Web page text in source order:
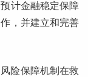
计金融稳定保障
，并建立和完善
风险保障机制在救